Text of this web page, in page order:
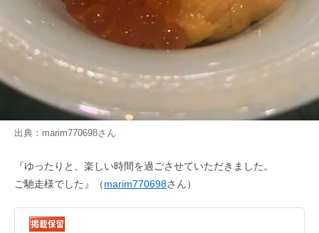
出典： marim770698さん
『ゆったりと、楽しい時間を過ごさせていただきました。
ご馳走様でした』（marim770698さん）